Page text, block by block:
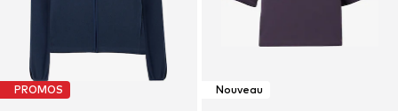
PROMOS Nouveau